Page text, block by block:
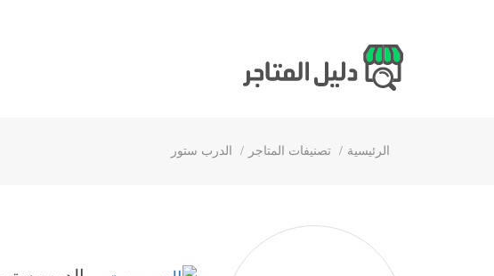
الرئيسية تصنيفات المتاجر الدرب ستور